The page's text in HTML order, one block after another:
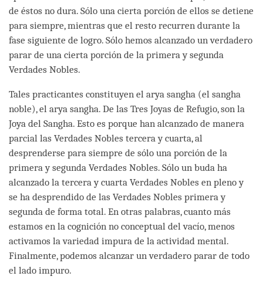
de éstos no dura. Sólo una cierta porción de ellos se detiene
para siempre, mientras que el resto recurren durante la
fase siguiente de logro. Sólo hemos alcanzado un verdadero
parar de una cierta porción de la primera y segunda
Verdades Nobles.
Tales practicantes constituyen el arya sangha (el sangha
noble), el arya sangha. De las Tres Joyas de Refugio, son la
Joya del Sangha. Esto es porque han alcanzado de manera
parcial las Verdades Nobles tercera y cuarta, al
desprenderse para siempre de sólo una porción de la
primera y segunda Verdades Nobles. Sólo un buda ha
alcanzado la tercera y cuarta Verdades Nobles en pleno y
se ha desprendido de las Verdades Nobles primera y
segunda de forma total. En otras palabras, cuanto más
estamos en la cognición no conceptual del vacío, menos
activamos la variedad impura de la actividad mental.
Finalmente, podemos alcanzar un verdadero parar de todo
el lado impuro.